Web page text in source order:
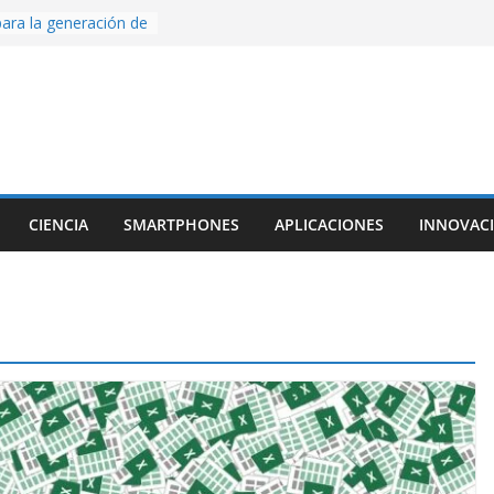
la generación de
con Inteligencia
una app
una
CIENCIA SMARTPHONES APLICACIONES